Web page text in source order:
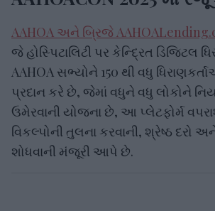
AAHOA અને બ્રિજે
જે હોસ્પિટાલિટી પર કેન્દ્રિત ડિજિટલ
AAHOA સભ્યોને 150 થી વધુ
પ્રદાન કરે છે, જેમાં વધુને વધુ લોકોને
ઉમેરવાની યોજના છે, આ પ્લેટફોર્મ
વિકલ્પોની તુલના કરવાની, શ્રેષ્ઠ દરો
શોધવાની મંજૂરી આપે છે.